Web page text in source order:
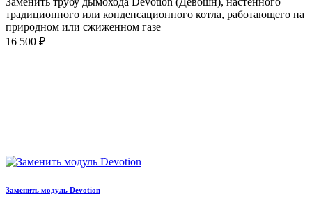
традиционного или конденсационного котла, работающего на
природном или сжиженном газе
16 500 ₽
Заменить модуль Devotion